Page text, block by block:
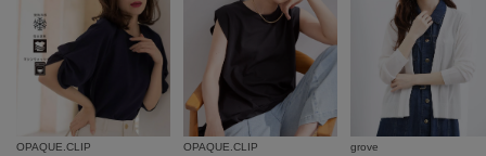
OPAQUE.CLIP
OPAQUE.CLIP
grove